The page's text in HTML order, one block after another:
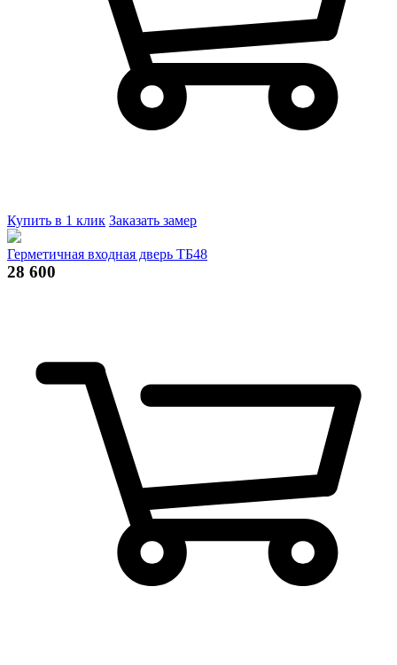
Купить в 1 клик Заказать замер
Герметичная входная дверь ТБ48
28 600